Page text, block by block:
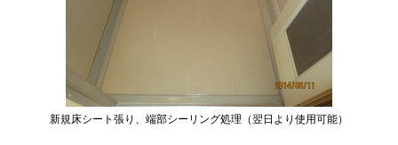
新規床シート張り、端部シーリング処理（翌日より使用可能）